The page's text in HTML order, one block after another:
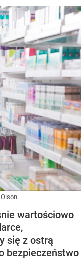
wartościowo
się z ostrą
bezpieczeństwo